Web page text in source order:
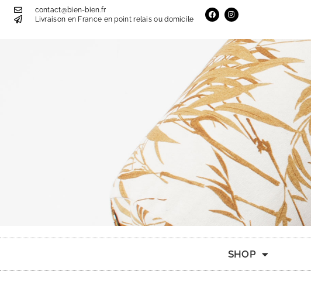
contact@bien-bien.fr
Livraison en France en point relais ou domicile
SHOP